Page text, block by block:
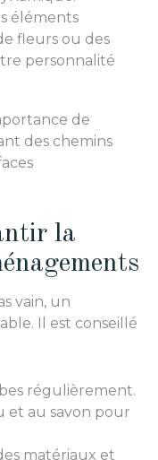
éléments
fleurs ou des
personnalité
de
des chemins
la
vain, un
Il est conseillé
régulièrement.
et au savon pour
matériaux et